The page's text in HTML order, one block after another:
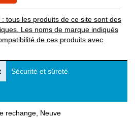
tous les produits de ce site sont des
Les noms de marque indiqués
de ces produits avec
Sécurité et sûreté
rechange, Neuve